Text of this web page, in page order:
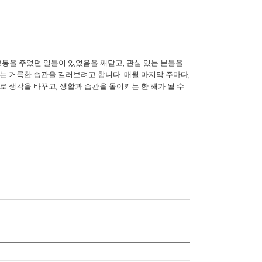
을 주었던 일들이 있었음을 깨닫고, 관심 있는 분들을
거룩한 습관을 길러보려고 합니다. 매월 마지막 주마다,
생각을 바꾸고, 생활과 습관을 돌이키는 한 해가 될 수